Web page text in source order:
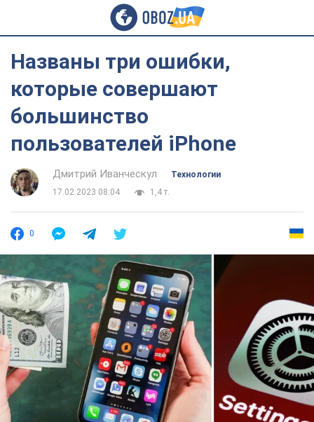
Названы три ошибки,
которые совершают
большинство
пользователей iPhone
Дмитрий Иванческул
Технологии
17.02.2023 08:04
1,4 т.
0